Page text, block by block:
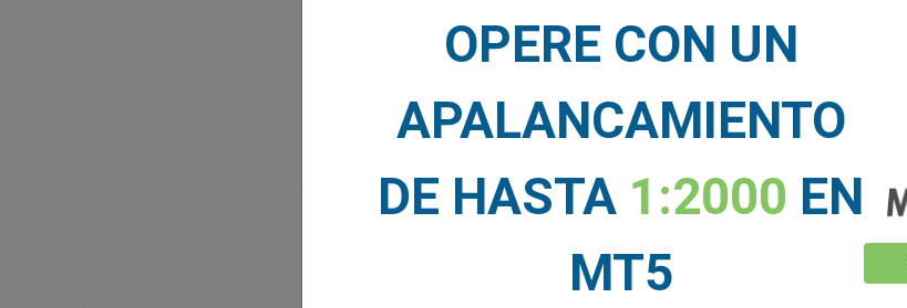
Ver más >
OPERE CON UN
APALANCAMIENTO
DE HASTA 1:2000 EN
MT5